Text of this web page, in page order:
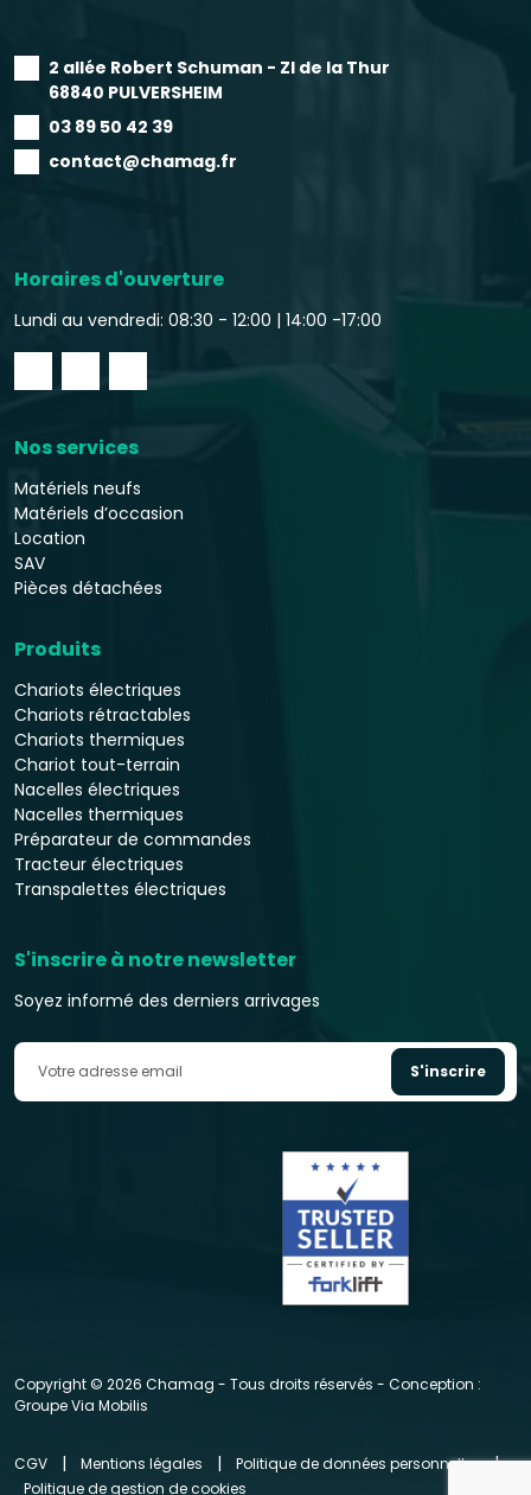
2 allée Robert Schuman - ZI de la Thur
68840 PULVERSHEIM
03 89 50 42 39
contact@chamag.fr
Horaires d'ouverture
Lundi au vendredi: 08:30 - 12:00 | 14:00 -17:00
Nos services
Matériels neufs
Matériels d’occasion
Location
SAV
Pièces détachées
Produits
Chariots électriques
Chariots rétractables
Chariots thermiques
Chariot tout-terrain
Nacelles électriques
Nacelles thermiques
Préparateur de commandes
Tracteur électriques
Transpalettes électriques
S'inscrire à notre newsletter
Soyez informé des derniers arrivages
S'inscrire
Copyright © 2026 Chamag - Tous droits réservés - Conception :
Groupe Via Mobilis
CGV | Mentions légales | Politique de données personnelles |
Politique de gestion de cookies